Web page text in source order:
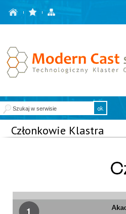
Członkowie Klastra